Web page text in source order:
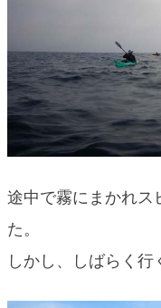
途中で霧にまかれス
た。
しかし、しばらく行